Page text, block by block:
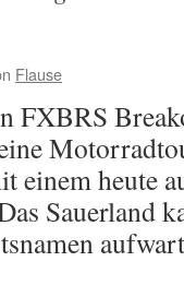
Flause
FXBRS
einem heute
Sauerland